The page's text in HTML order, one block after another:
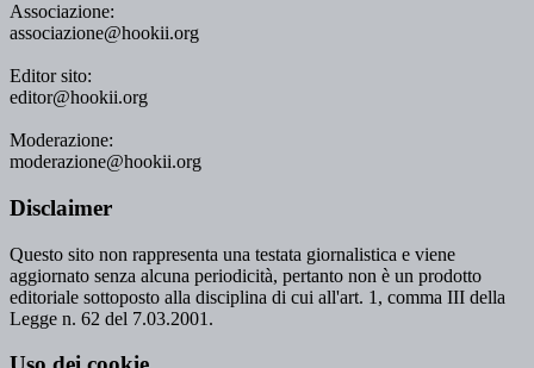
Associazione:
associazione@hookii.org
Editor sito:
editor@hookii.org
Moderazione:
moderazione@hookii.org
Disclaimer
Questo sito non rappresenta una testata giornalistica e viene
aggiornato senza alcuna periodicità, pertanto non è un prodotto
editoriale sottoposto alla disciplina di cui all'art. 1, comma III della
Legge n. 62 del 7.03.2001.